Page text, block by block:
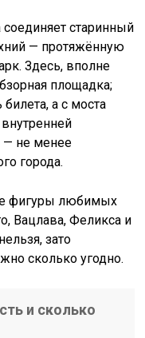
старинный
— протяжённую
Здесь, вполне
площадка;
а с моста
— не менее
города.
фигуры любимых
Вацлава, Феликса и
зато
сколько угодно.
и сколько